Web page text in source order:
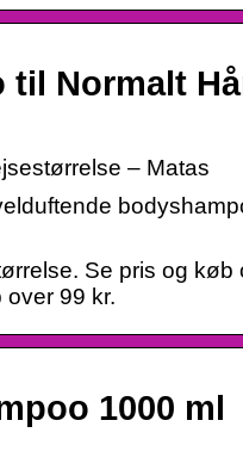
Normalt
– Matas
Se pris og køb
99 kr.
1000 ml